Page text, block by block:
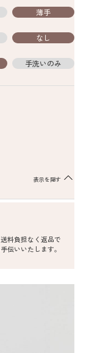
薄手
なし
手洗いのみ
表示を隠す
料負担なく返品で
伝いいたします。